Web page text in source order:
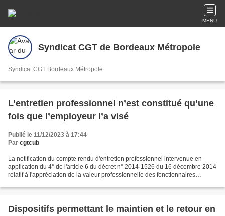
MENU
Syndicat CGT de Bordeaux Métropole
Syndicat CGT Bordeaux Métropole
L’entretien professionnel n’est constitué qu’une
fois que l’employeur l’a visé
Publié le 11/12/2023 à 17:44
Par cgtcub
La notification du compte rendu d'entretien professionnel intervenue en
application du 4° de l'article 6 du décret n° 2014-1526 du 16 décembre 2014
relatif à l'appréciation de la valeur professionnelle des fonctionnaires
Dispositifs permettant le maintien et le retour en